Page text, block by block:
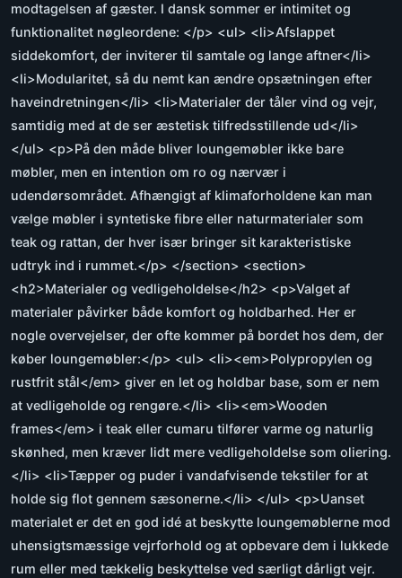
modtagelsen af gæster. I dansk sommer er intimitet og
funktionalitet nøgleordene: </p> <ul> <li>Afslappet
siddekomfort, der inviterer til samtale og lange aftner</li>
<li>Modularitet, så du nemt kan ændre opsætningen efter
haveindretningen</li> <li>Materialer der tåler vind og vejr,
samtidig med at de ser æstetisk tilfredsstillende ud</li>
</ul> <p>På den måde bliver loungemøbler ikke bare
møbler, men en intention om ro og nærvær i
udendørsområdet. Afhængigt af klimaforholdene kan man
vælge møbler i syntetiske fibre eller naturmaterialer som
teak og rattan, der hver især bringer sit karakteristiske
udtryk ind i rummet.</p> </section> <section>
<h2>Materialer og vedligeholdelse</h2> <p>Valget af
materialer påvirker både komfort og holdbarhed. Her er
nogle overvejelser, der ofte kommer på bordet hos dem, der
køber loungemøbler:</p> <ul> <li><em>Polypropylen og
rustfrit stål</em> giver en let og holdbar base, som er nem
at vedligeholde og rengøre.</li> <li><em>Wooden
frames</em> i teak eller cumaru tilfører varme og naturlig
skønhed, men kræver lidt mere vedligeholdelse som oliering.
</li> <li>Tæpper og puder i vandafvisende tekstiler for at
holde sig flot gennem sæsonerne.</li> </ul> <p>Uanset
materialet er det en god idé at beskytte loungemøblerne mod
uhensigtsmæssige vejrforhold og at opbevare dem i lukkede
rum eller med tækkelig beskyttelse ved særligt dårligt vejr.